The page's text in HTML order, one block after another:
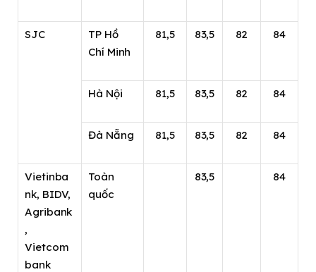
SJC
TP Hồ
Chí Minh
81,5 83,5 82 84
Hà Nội 81,5 83,5 82 84
Đà Nẵng 81,5 83,5 82 84
Vietinba
nk, BIDV,
Agribank
,
Vietcom
bank
Toàn
quốc
83,5 84